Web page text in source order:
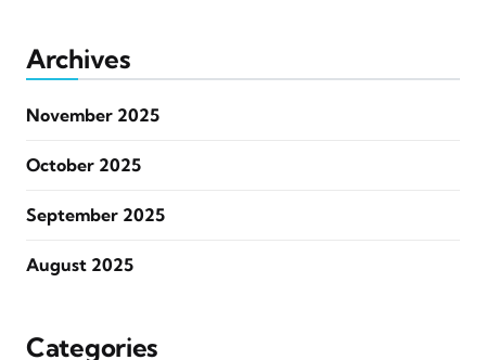
Archives
November 2025
October 2025
September 2025
August 2025
Categories